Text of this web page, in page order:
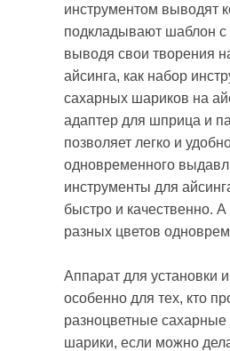
инструментом выводят
подкладывают шаблон с
выводя свои творения
айсинга, как набор
сахарных шариков на
адаптер для шприца и
позволяет легко и
одновременного
инструменты для
быстро и качественно.
разных цветов
Аппарат для установки
особенно для тех, кто
разноцветные
шарики, если можно